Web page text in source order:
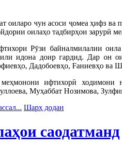
оиларо чун асоси ҷомеа ҳифз
оилаҳо тадбирҳои зарурӣ
Рӯзи байналмилалии
идона доир гардид. Дар он
Дадобоевҳо, Fаниевҳо ва
ифтихорӣ ходимони
Муҳаббат Нозимова,
Шарҳ додан
саодатманд